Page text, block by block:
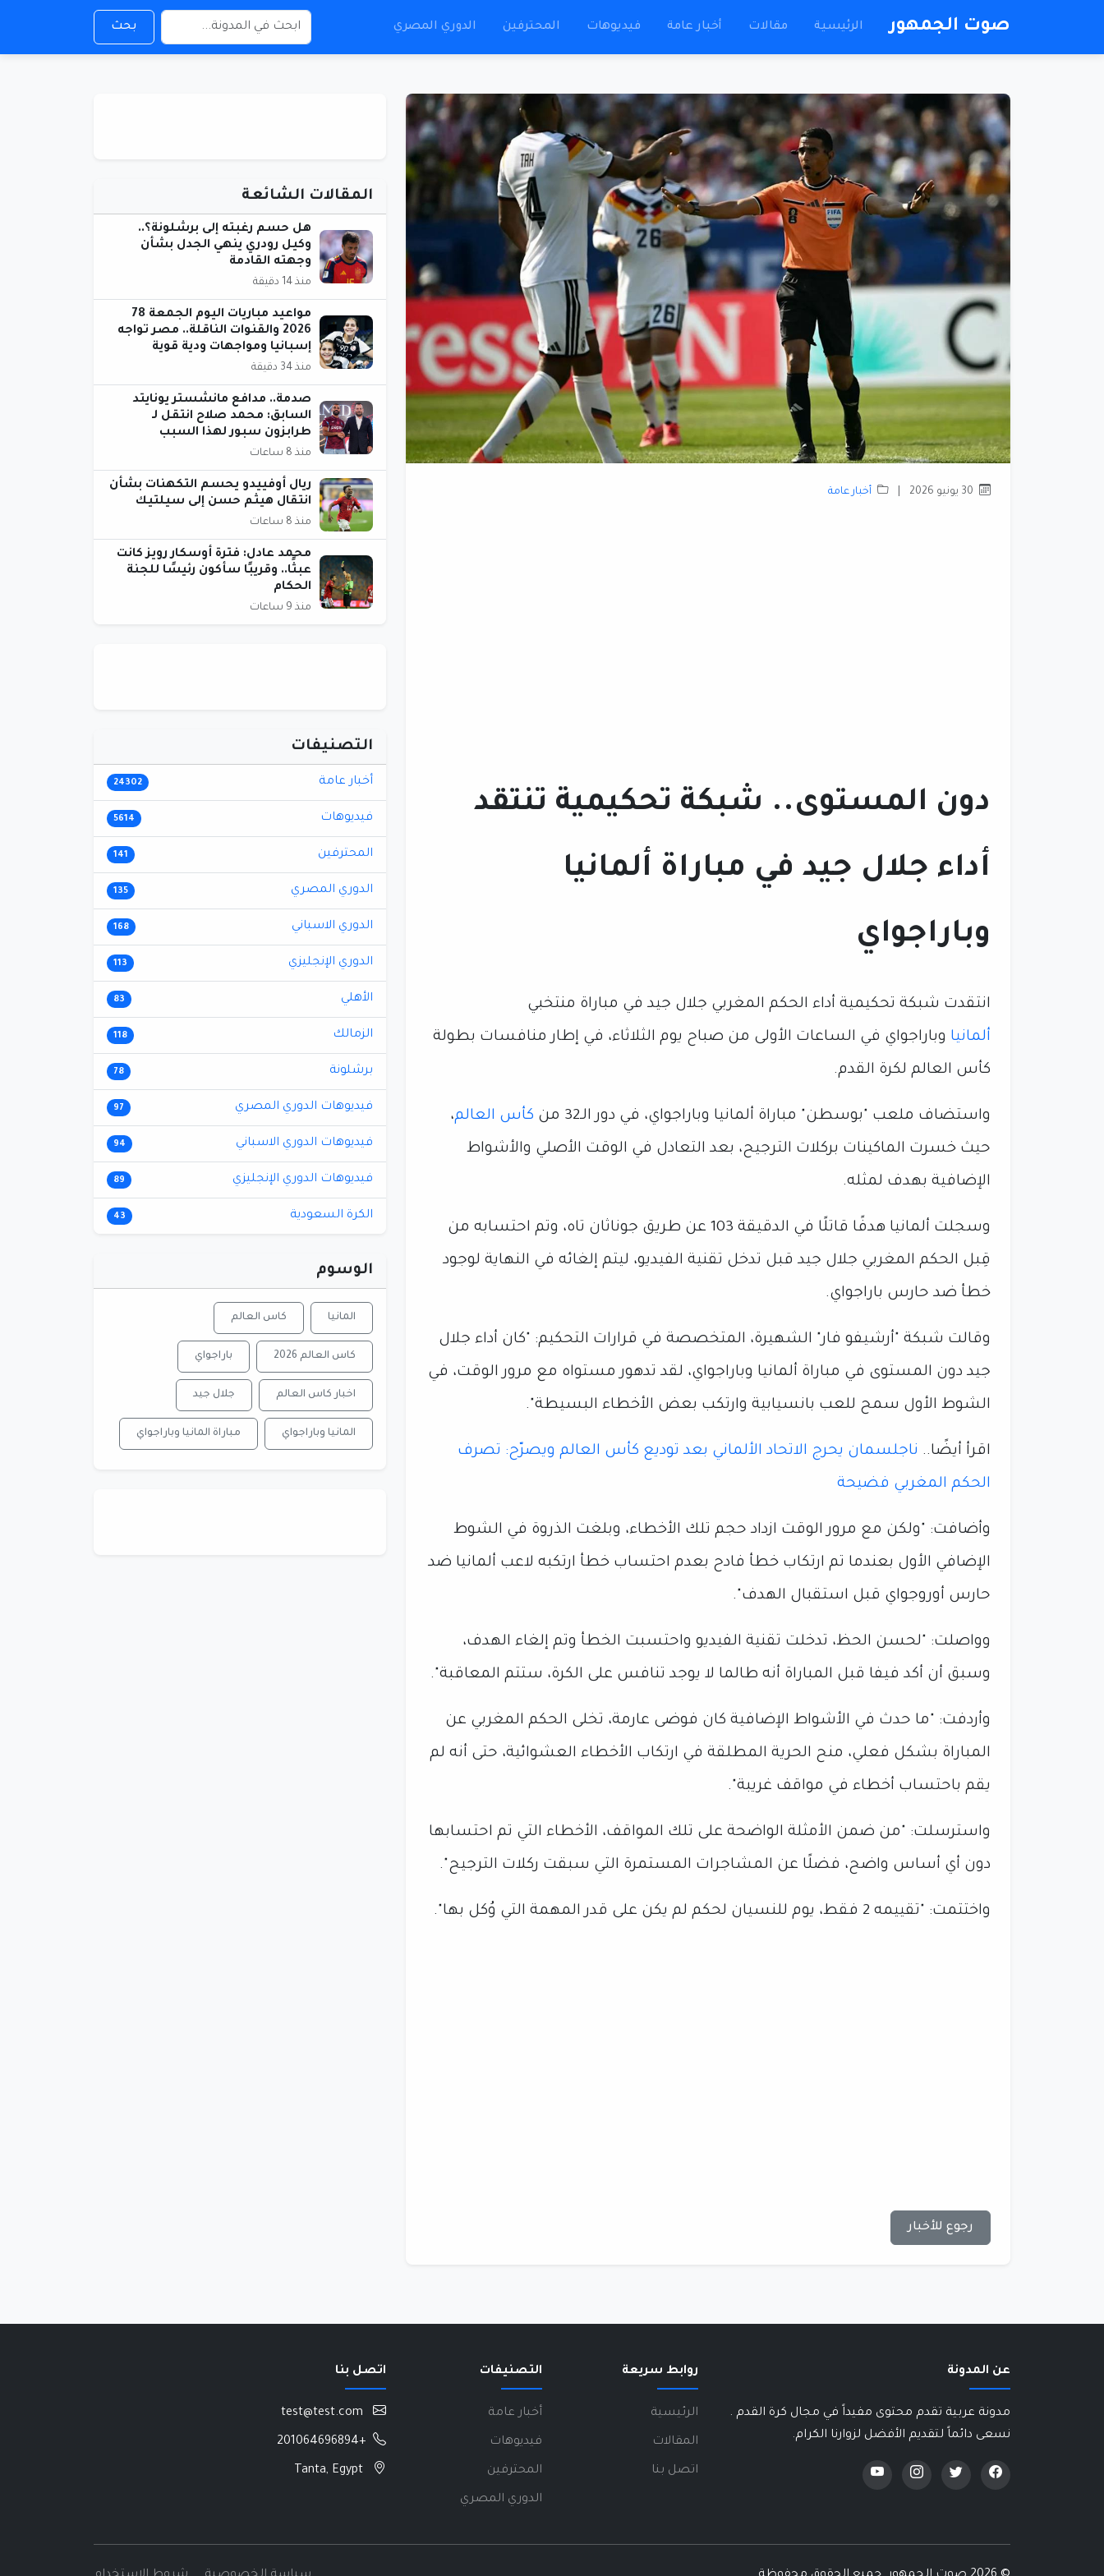
صوت الجمهور الرئيسية مقالات أخبار عامة فيديوهات المحترفين الدوري المصري بحث
أخبار عامة
دون المستوى.. شبكة تحكيمية تنتقد
أداء جلال جيد في مباراة ألمانيا
وباراجواي
انتقدت شبكة تحكيمية أداء الحكم المغربي جلال جيد في مباراة منتخبي
ألمانيا وباراجواي في الساعات الأولى من صباح يوم الثلاثاء، في إطار منافسات بطولة
كأس العالم لكرة القدم.
واستضاف ملعب "بوسطن" مباراة ألمانيا وباراجواي، في دور الـ32 من كأس العالم،
حيث خسرت الماكينات بركلات الترجيح، بعد التعادل في الوقت الأصلي والأشواط
الإضافية بهدف لمثله.
وسجلت ألمانيا هدفًا قاتلًا في الدقيقة 103 عن طريق جوناثان تاه، وتم احتسابه من
قِبل الحكم المغربي جلال جيد قبل تدخل تقنية الفيديو، ليتم إلغائه في النهاية لوجود
خطأ ضد حارس باراجواي.
وقالت شبكة "أرشيفو فار" الشهيرة، المتخصصة في قرارات التحكيم: "كان أداء جلال
جيد دون المستوى في مباراة ألمانيا وباراجواي، لقد تدهور مستواه مع مرور الوقت، في
الشوط الأول سمح للعب بانسيابية وارتكب بعض الأخطاء البسيطة".
اقرأ أيضًا.. ناجلسمان يحرج الاتحاد الألماني بعد توديع كأس العالم ويصرّح: تصرف
الحكم المغربي فضيحة
وأضافت: "ولكن مع مرور الوقت ازداد حجم تلك الأخطاء، وبلغت الذروة في الشوط
الإضافي الأول بعندما تم ارتكاب خطأ فادح بعدم احتساب خطأ ارتكبه لاعب ألمانيا ضد
حارس أوروجواي قبل استقبال الهدف".
وواصلت: "لحسن الحظ، تدخلت تقنية الفيديو واحتسبت الخطأ وتم إلغاء الهدف،
وسبق أن أكد فيفا قبل المباراة أنه طالما لا يوجد تنافس على الكرة، ستتم المعاقبة".
وأردفت: "ما حدث في الأشواط الإضافية كان فوضى عارمة، تخلى الحكم المغربي عن
المباراة بشكل فعلي، منح الحرية المطلقة في ارتكاب الأخطاء العشوائية، حتى أنه لم
يقم باحتساب أخطاء في مواقف غريبة".
واسترسلت: "من ضمن الأمثلة الواضحة على تلك المواقف، الأخطاء التي تم احتسابها
دون أي أساس واضح، فضلًا عن المشاجرات المستمرة التي سبقت ركلات الترجيح".
واختتمت: "تقييمه 2 فقط، يوم للنسيان لحكم لم يكن على قدر المهمة التي وُكل بها".
رجوع للأخبار
المقالات الشائعة
هل حسم رغبته إلى برشلونة؟..
وكيل رودري ينهي الجدل بشأن
وجهته القادمة
منذ 14 دقيقة
مواعيد مباريات اليوم الجمعة 78
2026 والقنوات الناقلة.. مصر تواجه
إسبانيا ومواجهات ودية قوية
منذ 34 دقيقة
صدمة.. مدافع مانشستر يونايتد
السابق: محمد صلاح انتقل لـ
طرابزون سبور لهذا السبب
منذ 8 ساعات
ريال أوفييدو يحسم التكهنات بشأن
انتقال هيثم حسن إلى سيلتيك
منذ 8 ساعات
محمد عادل: فترة أوسكار رويز كانت
عبثًا.. وقريبًا سأكون رئيسًا للجنة
الحكام
منذ 9 ساعات
التصنيفات
أخبار عامة 24302
فيديوهات 5614
المحترفين 141
الدوري المصري 135
الدوري الاسباني 168
الدوري الإنجليزي 113
الأهلي 83
الزمالك 118
برشلونة 78
فيديوهات الدوري المصري 97
فيديوهات الدوري الاسباني 94
فيديوهات الدوري الإنجليزي 89
الكرة السعودية 43
الوسوم
المانيا كاس العالم
كاس العالم 2026 باراجواي
اخبار كاس العالم جلال جيد
المانيا وباراجواي مباراة المانيا وباراجواي
عن المدونة
مدونة عربية تقدم محتوى مفيداً في مجال كرة القدم .
نسعى دائماً لتقديم الأفضل لزوارنا الكرام.
روابط سريعة
الرئيسية
المقالات
اتصل بنا
التصنيفات
أخبار عامة
فيديوهات
المحترفين
الدوري المصري
اتصل بنا
+201064696894